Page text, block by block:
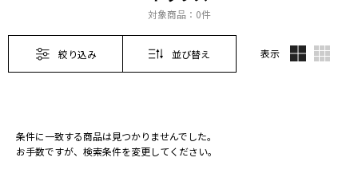
対象商品： 0件
絞り込み 並び替え 表示
条件に一致する商品は見つかりませんでした。
お手数ですが、検索条件を変更してください。